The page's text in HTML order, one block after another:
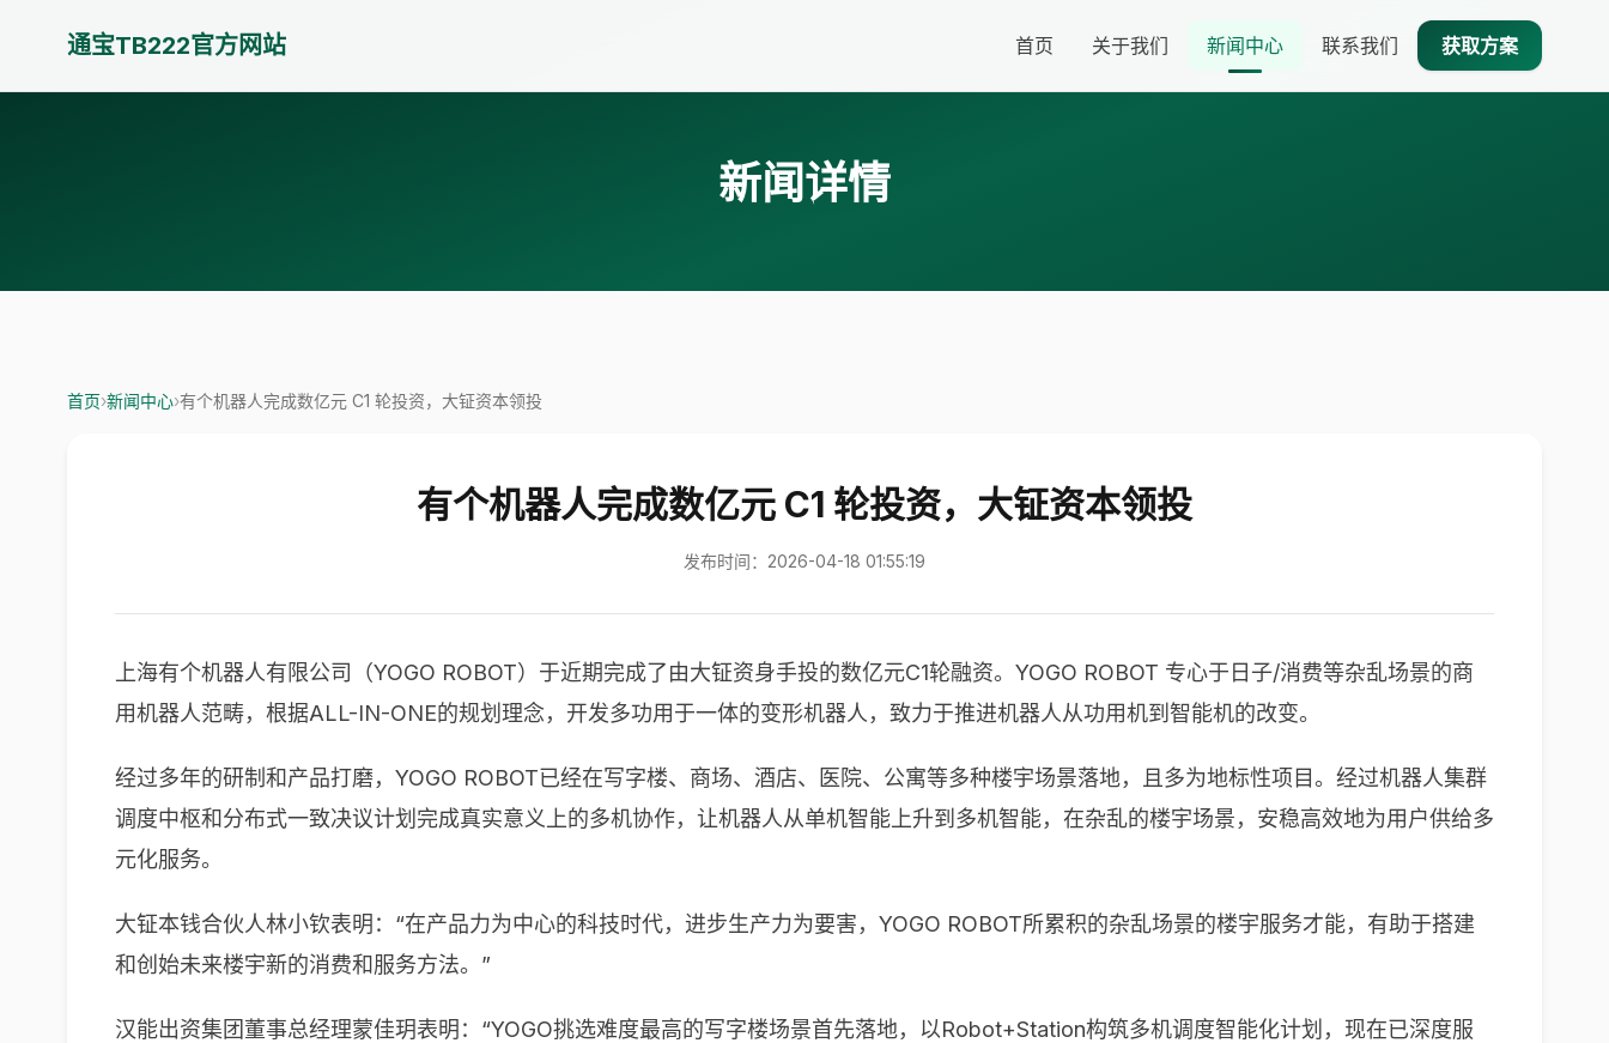
通宝TB222官方网站 首页 关于我们 新闻中心 联系我们 获取方案
新闻详情
首页›新闻中心›有个机器人完成数亿元 C1 轮投资，大钲资本领投
有个机器人完成数亿元 C1 轮投资，大钲资本领投
发布时间：2026-04-18 01:55:19
上海有个机器人有限公司（YOGO ROBOT）于近期完成了由大钲资身手投的数亿元C1轮融资。YOGO ROBOT 专心于日子/消费等杂乱场景的商
用机器人范畴，根据ALL-IN-ONE的规划理念，开发多功用于一体的变形机器人，致力于推进机器人从功用机到智能机的改变。
经过多年的研制和产品打磨，YOGO ROBOT已经在写字楼、商场、酒店、医院、公寓等多种楼宇场景落地，且多为地标性项目。经过机器人集群
调度中枢和分布式一致决议计划完成真实意义上的多机协作，让机器人从单机智能上升到多机智能，在杂乱的楼宇场景，安稳高效地为用户供给多
元化服务。
大钲本钱合伙人林小钦表明：“在产品力为中心的科技时代，进步生产力为要害，YOGO ROBOT所累积的杂乱场景的楼宇服务才能，有助于搭建
和创始未来楼宇新的消费和服务方法。”
汉能出资集团董事总经理蒙佳玥表明：“YOGO挑选难度最高的写字楼场景首先落地，以Robot+Station构筑多机调度智能化计划，现在已深度服